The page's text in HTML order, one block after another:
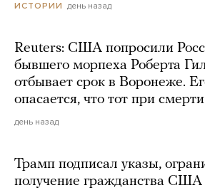
ИСТОРИИ день назад
Reuters: США попросили
бывшего морпеха Роберта
отбывает срок в Воронеже.
опасается, что тот при смерти
день назад
Трамп подписал указы,
получение гражданства США